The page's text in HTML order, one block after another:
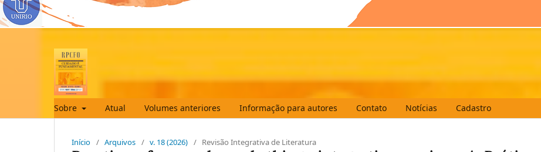
Sobre Atual Volumes anteriores Informação para autores Contato Notícias Cadastro
Início / Arquivos / v. 18 (2026) / Revisão Integrativa de Literatura